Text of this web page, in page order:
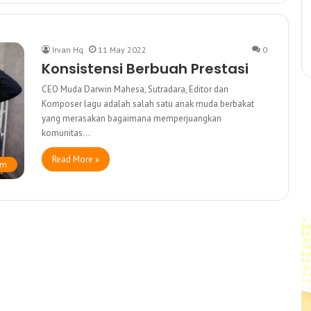
Irvan Hq 11 May 2022 0
Konsistensi Berbuah Prestasi
CEO Muda Darwin Mahesa, Sutradara, Editor dan
Komposer lagu adalah salah satu anak muda berbakat
yang merasakan bagaimana memperjuangkan
komunitas…
Read More »